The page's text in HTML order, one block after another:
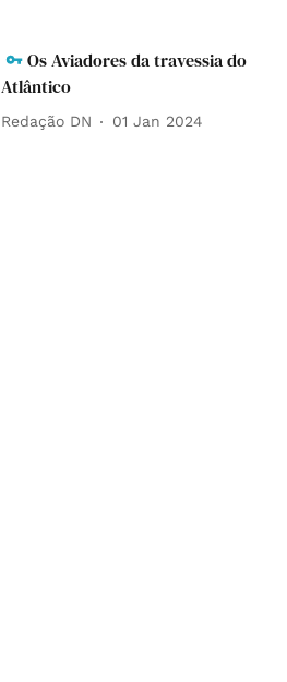
Os Aviadores da travessia do
Atlântico
Redação DN 01 Jan 2024